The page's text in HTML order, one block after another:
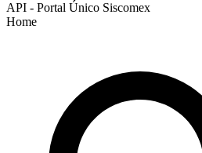
API - Portal Único Siscomex
Home